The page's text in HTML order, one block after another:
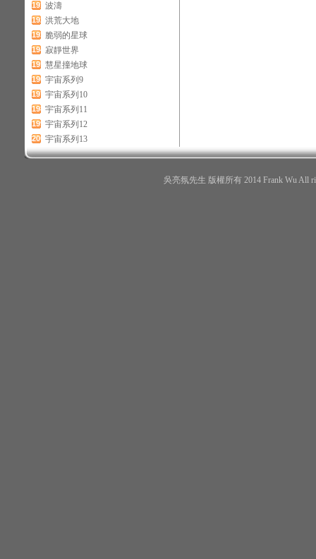
191 波濤
192 洪荒大地
193 脆弱的星球
194 寂靜世界
195 慧星撞地球
196 宇宙系列9
197 宇宙系列10
198 宇宙系列11
199 宇宙系列12
200 宇宙系列13
吳亮氛先生 版權所有 2014 Frank Wu All